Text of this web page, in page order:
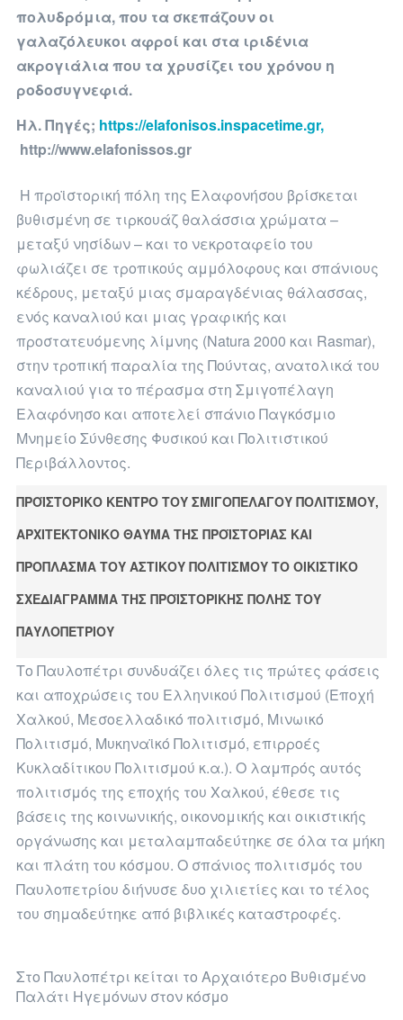
πολυδρόμια, που τα σκεπάζουν οι
γαλαζόλευκοι αφροί και στα ιριδένια
ακρογιάλια που τα χρυσίζει του χρόνου η
ροδοσυγνεφιά.
Ηλ. Πηγές; https://elafonisos.inspacetime.gr,
http://www.elafonissos.gr
Η προϊστορική πόλη της Ελαφονήσου βρίσκεται
βυθισμένη σε τιρκουάζ θαλάσσια χρώματα –
μεταξύ νησίδων – και το νεκροταφείο του
φωλιάζει σε τροπικούς αμμόλοφους και σπάνιους
κέδρους, μεταξύ μιας σμαραγδένιας θάλασσας,
ενός καναλιού και μιας γραφικής και
προστατευόμενης λίμνης (Νatura 2000 και Rasmar),
στην τροπική παραλία της Πούντας, ανατολικά του
καναλιού για το πέρασμα στη Σμιγοπέλαγη
Ελαφόνησο και αποτελεί σπάνιο Παγκόσμιο
Μνημείο Σύνθεσης Φυσικού και Πολιτιστικού
Περιβάλλοντος.
ΠΡΟΪΣΤΟΡΙΚΟ ΚΕΝΤΡΟ ΤΟΥ ΣΜΙΓΟΠΕΛΑΓΟΥ ΠΟΛΙΤΙΣΜΟΥ,
ΑΡΧΙΤΕΚΤΟΝΙΚΟ ΘΑΥΜΑ ΤΗΣ ΠΡΟΪΣΤΟΡΙΑΣ ΚΑΙ
ΠΡΟΠΛΑΣΜΑ ΤΟΥ ΑΣΤΙΚΟΥ ΠΟΛΙΤΙΣΜΟΥ ΤΟ ΟΙΚΙΣΤΙΚΟ
ΣΧΕΔΙΑΓΡΑΜΜΑ ΤΗΣ ΠΡΟΪΣΤΟΡΙΚΗΣ ΠΟΛΗΣ ΤΟΥ
ΠΑΥΛΟΠΕΤΡΙΟΥ
Το Παυλοπέτρι συνδυάζει όλες τις πρώτες φάσεις
και αποχρώσεις του Ελληνικού Πολιτισμού (Εποχή
Χαλκού, Μεσοελλαδικό πολιτισμό, Μινωικό
Πολιτισμό, Μυκηναϊκό Πολιτισμό, επιρροές
Κυκλαδίτικου Πολιτισμού κ.α.). Ο λαμπρός αυτός
πολιτισμός της εποχής του Χαλκού, έθεσε τις
βάσεις της κοινωνικής, οικονομικής και οικιστικής
οργάνωσης και μεταλαμπαδεύτηκε σε όλα τα μήκη
και πλάτη του κόσμου. Ο σπάνιος πολιτισμός του
Παυλοπετρίου διήνυσε δυο χιλιετίες και το τέλος
του σημαδεύτηκε από βιβλικές καταστροφές.
Στο Παυλοπέτρι κείται το Αρχαιότερο Βυθισμένο
Παλάτι Ηγεμόνων στον κόσμο